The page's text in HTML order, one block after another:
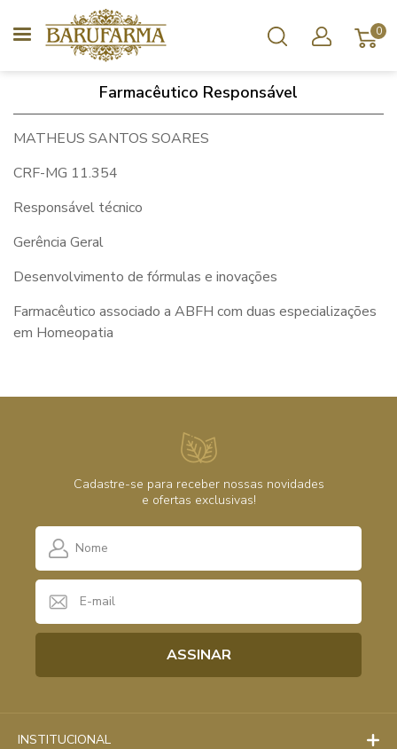
0
sua receita
Farmacêutico Responsável
MATHEUS SANTOS SOARES
CRF-MG 11.354
Responsável técnico
Gerência Geral
Desenvolvimento de fórmulas e inovações
Farmacêutico associado a ABFH com duas especializações
em Homeopatia
Cadastre-se para receber nossas novidades
e ofertas exclusivas!
INSTITUCIONAL